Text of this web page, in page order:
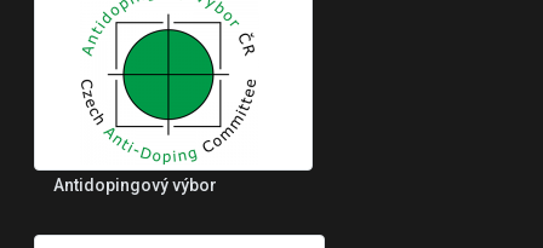
Antidopingový výbor